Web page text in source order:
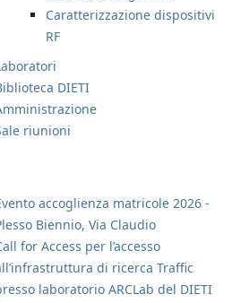
Caratterizzazione dispositivi
RF
DIETI
riunioni
accoglienza matricole 2026 -
Biennio, Via Claudio
for Access per l’accesso
di ricerca Traffic
laboratorio ARCLab del DIETI